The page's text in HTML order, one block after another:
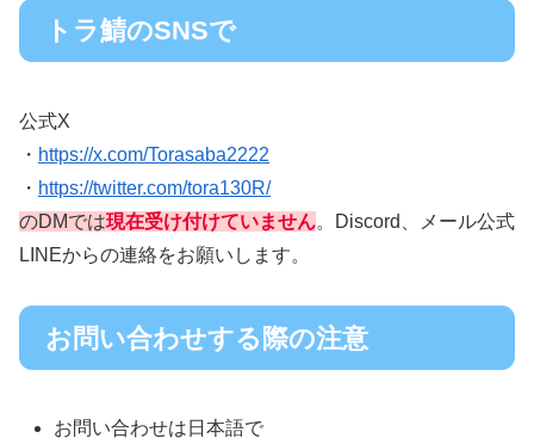
トラ鯖のSNSで
公式X
・ https://x.com/Torasaba2222
・ https://twitter.com/tora130R/
のDMでは現在受け付けていません。Discord、メール公式
LINEからの連絡をお願いします。
お問い合わせする際の注意
お問い合わせは日本語で